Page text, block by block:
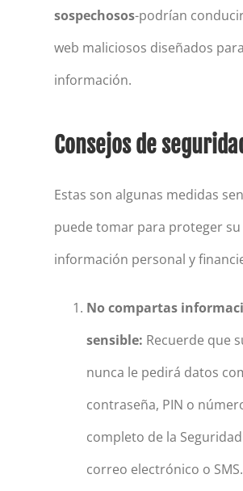
sospechosos-podrían
web maliciosos diseñados
información.
Consejos de
Estas son algunas medidas
puede tomar para proteger su
información personal y
No compartas
sensible: Recuerde que
nunca le pedirá datos
contraseña, PIN o
completo de la
correo electrónico o SMS.